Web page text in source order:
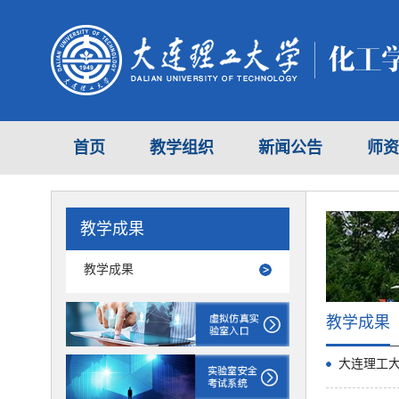
首页 教学组织 新闻公告 师
教学成果
教学成果
教学成果
大连理工